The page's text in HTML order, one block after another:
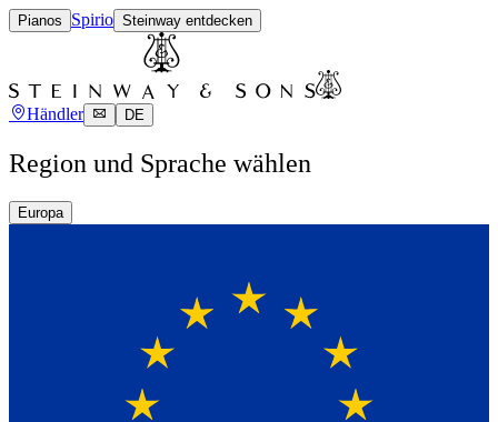
Pianos Spirio Steinway entdecken
Händler DE
Region und Sprache wählen
Europa